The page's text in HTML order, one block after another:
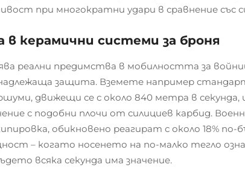
при многократни удари в сравнение със
керамични системи за броня
реални предимства в мобилността за
защита. Вземете например
движещи се с около 840 метра в секунда,
с подобни плочи от силициев карбид.
обикновено реагират с около 18% по-
– когато носенето на по-малко тегло
всяка секунда има значение.